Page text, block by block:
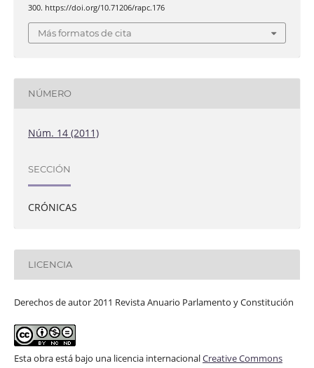
300. https://doi.org/10.71206/rapc.176
Más formatos de cita
NÚMERO
Núm. 14 (2011)
SECCIÓN
CRÓNICAS
LICENCIA
Derechos de autor 2011 Revista Anuario Parlamento y Constitución
Esta obra está bajo una licencia internacionalCreative Commons